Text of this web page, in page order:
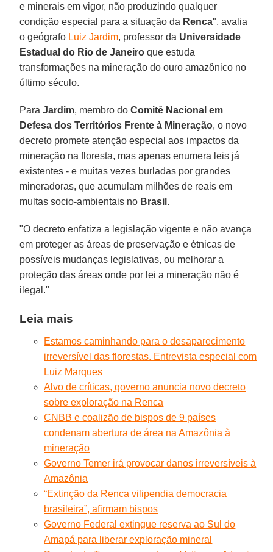
e minerais em vigor, não produzindo qualquer
condição especial para a situação da Renca", avalia
o geógrafo Luiz Jardim, professor da Universidade
Estadual do Rio de Janeiro que estuda
transformações na mineração do ouro amazônico no
último século.
ParaJardim, membro doComitê Nacional em
Defesa dos Territórios Frente à Mineração, o novo
decreto promete atenção especial aos impactos da
mineração na floresta, mas apenas enumera leis já
existentes - e muitas vezes burladas por grandes
mineradoras, que acumulam milhões de reais em
multas socio-ambientais no Brasil .
"O decreto enfatiza a legislação vigente e não avança
em proteger as áreas de preservação e étnicas de
possíveis mudanças legislativas, ou melhorar a
proteção das áreas onde por lei a mineração não é
ilegal."
Leia mais
Estamos caminhando para o desaparecimento
irreversível das florestas. Entrevista especial com
Luiz Marques
Alvo de críticas, governo anuncia novo decreto
sobre exploração na Renca
CNBB e coalizão de bispos de 9 países
condenam abertura de área na Amazônia à
mineração
Governo Temer irá provocar danos irreversíveis à
Amazônia
“Extinção da Renca vilipendia democracia
brasileira”, afirmam bispos
Governo Federal extingue reserva ao Sul do
Amapá para liberar exploração mineral